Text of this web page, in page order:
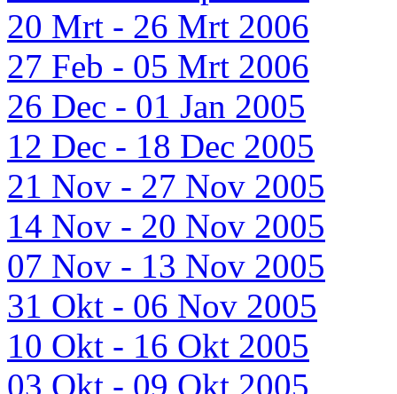
20 Mrt - 26 Mrt 2006
27 Feb - 05 Mrt 2006
26 Dec - 01 Jan 2005
12 Dec - 18 Dec 2005
21 Nov - 27 Nov 2005
14 Nov - 20 Nov 2005
07 Nov - 13 Nov 2005
31 Okt - 06 Nov 2005
10 Okt - 16 Okt 2005
03 Okt - 09 Okt 2005